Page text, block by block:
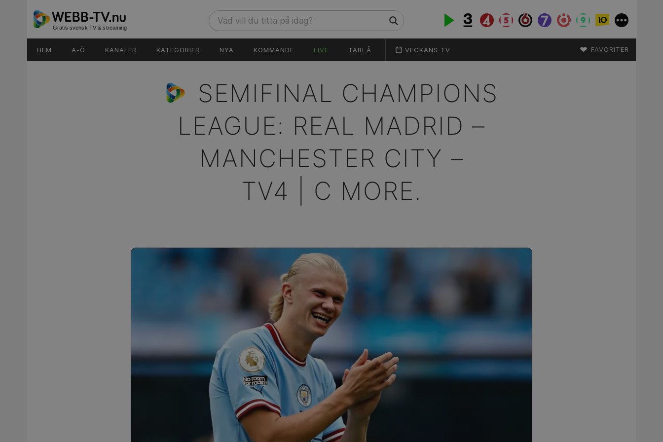
Gratis svensk TV & streaming
HEM A-Ö KANALER KATEGORIER NYA KOMMANDE LIVE TABLÅ VECKANS TV ♥ FAVORITER
SEMIFINAL CHAMPIONS
LEAGUE: REAL MADRID –
MANCHESTER CITY –
TV4 | C MORE.